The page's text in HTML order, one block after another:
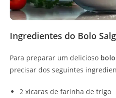
Ingredientes do Bolo
Para preparar um delicioso
precisar dos seguintes
2 xícaras de farinha de trigo